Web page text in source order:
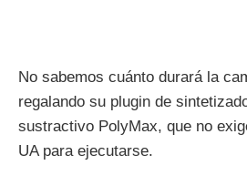
No sabemos cuánto durará la
regalando su plugin de
sustractivo PolyMax, que no
UA para ejecutarse.